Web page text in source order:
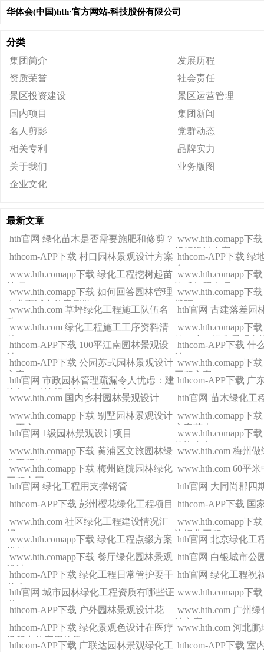
华体会(中国)hth·官方网站-科技股份有限公司
分类
集团简介
发展历程
资质荣誉
社会责任
景区投资建设
景区运营管理
国内项目
集团新闻
名人剪影
党群动态
相关专利
品牌实力
关于我们
业务版图
企业文化
最新文章
hth官网 绿化苗木是否需要施肥和修剪？ www.hth.comapp下
组织设计方案
hthcom-APP下载 村口园林景观设计方案 hthcom-APP下载 绿
会
www.hth.comapp下载 绿化工程挖树起苗
技巧
www.hth.comapp下
资质加盟办理
www.hth.comapp下载 如何回答园林管理
专业面试中的案例题？
www.hth.comapp下
楼顶
www.hth.com 草坪绿化工程施工队伍名
称
hth官网 古建落差园
www.hth.com 绿化工程施工工序资料清
单
www.hth.comapp下
键一步：绿化景观色
hthcom-APP下载 100平江南园林景观设
计
hthcom-APP下载 什
计
hthcom-APP下载 公园苏式园林景观设计
方案
www.hth.comapp下
工程方案
hth官网 市政园林管理疏漏令人忧虑：建
议加大对违规破坏的处罚力度
hthcom-APP下载 广
www.hth.com 国内乡村园林景观设计
hth官网 苗木绿化工
www.hth.comapp下载 别墅园林景观设计
30平方
www.hth.comapp下
方案范本
hth官网 1级园林景观设计项目
www.hth.comapp下
垫资多久
www.hth.comapp下载 黄浦区文旅园林绿
化工程技术
www.hth.com 梅州
www.hth.comapp下载 梅州庭院园林绿化
工程合同
www.hth.com 60平
hth官网 绿化工程用支撑钢管
hth官网 大同尚郡四
hthcom-APP下载 彭州樱花绿化工程项目
hthcom-APP下载 国
www.hth.com 社区绿化工程建设情况汇
报
www.hth.comapp下
边绿化工程
www.hth.comapp下载 绿化工程点缀方案
模板
hth官网 北京绿化工
www.hth.comapp下载 餐厅绿化园林景观
设计
hth官网 白银城市公
hthcom-APP下载 绿化工程日常管护要干
什么
hth官网 绿化工程祝
hth官网 城市园林绿化工程资质有哪些证
书
www.hth.comapp下
hthcom-APP下载 户外园林景观设计花
www.hth.com 广州
计方案
hthcom-APP下载 绿化景观色设计在医疗
场所中的应用效果。
www.hth.com 河北
hthcom-APP下载 广联达园林景观绿化工 hthcom-APP下载 室